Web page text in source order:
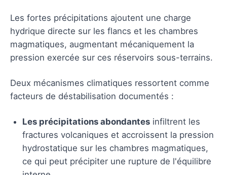
Les fortes précipitations ajoutent une charge
hydrique directe sur les flancs et les chambres
magmatiques, augmentant mécaniquement la
pression exercée sur ces réservoirs sous-terrains.
Deux mécanismes climatiques ressortent comme
facteurs de déstabilisation documentés :
Les précipitations abondantes infiltrent les
fractures volcaniques et accroissent la pression
hydrostatique sur les chambres magmatiques,
ce qui peut précipiter une rupture de l'équilibre